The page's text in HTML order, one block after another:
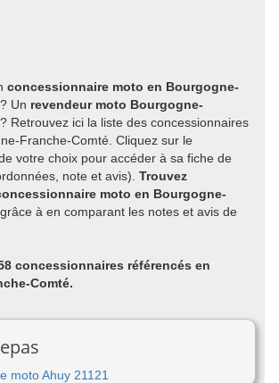
concessionnaire moto en Bourgogne-
? Un revendeur moto Bourgogne-
? Retrouvez ici la liste des concessionnaires
Franche-Comté. Cliquez sur le
votre choix pour accéder à sa fiche de
note et avis). Trouvez
moto en Bourgogne-
grâce à en comparant les notes et avis de
concessionnaires référencés en
Comté.
moto Ahuy 21121